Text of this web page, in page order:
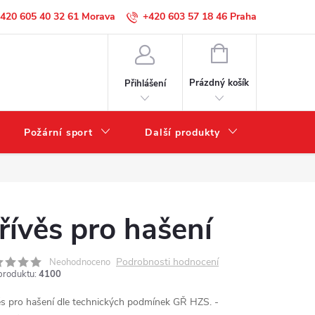
605 40 32 61 +420 603 57 18 46
Přihlášení
NÁKUPNÍ
Prázdný košík
Požární sport Další produkty
pro hašení
Neohodnoceno Podrobnosti hodnocení
4100
pro hašení dle technických podmínek GŘ HZS. -